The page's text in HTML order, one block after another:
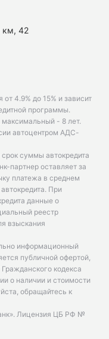
км, 42
от 4.9% до 15% и зависит
программы.
- 8 лет.
автоцентром АДС-
суммы автокредита
партнер оставляет за
платежа в среднем
При
данные о
реестр
взыскания
информационный
публичной офертой,
кодекса
о наличии и стоимости
обращайтесь к
Лицензия ЦБ РФ №